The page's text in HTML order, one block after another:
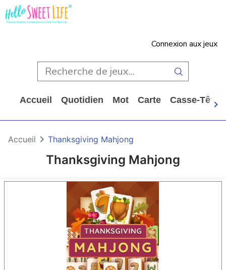
Connexion aux jeux
Accueil Quotidien Mot Carte Casse-Tête
Thanksgiving Mahjong
Accueil Thanksgiving Mahjong